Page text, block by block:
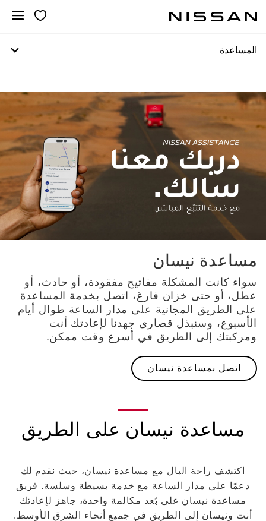
المحتوى
المساعدة
مساعدة نيسان
سواء كانت المشكلة مفاتيح مفقودة، أو حادث، أو
عطل، أو حتى خزان فارغ، اتصل بخدمة المساعدة
على الطريق المجانية على مدار الساعة طوال أيام
الأسبوع، وسنبذل قصارى جهدنا لإعادتك أنت
ومركبتك إلى الطريق في أسرع وقت ممكن.
اتصل بمساعدة نيسان
مساعدة نيسان على الطريق
اكتشف راحة البال مع مساعدة نيسان، حيث نقدم لك
دعمًا على مدار الساعة مع خدمة بسيطة وسلسة. فريق
مساعدة نيسان على بُعد مكالمة واحدة، جاهز لإعادتك
أنت ونيسان إلى الطريق في جميع أنحاء الشرق الأوسط.